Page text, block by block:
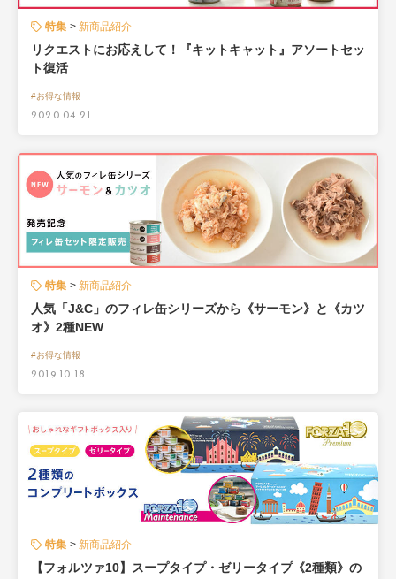
特集 新商品紹介
リクエストにお応えして！『キットキャット』アソートセッ
ト復活
#お得な情報
2020.04.21
特集 新商品紹介
人気「J&C」のフィレ缶シリーズから《サーモン》と《カツ
オ》2種NEW
#お得な情報
2019.10.18
特集 新商品紹介
【フォルツァ10】スープタイプ・ゼリータイプ《2種類》の